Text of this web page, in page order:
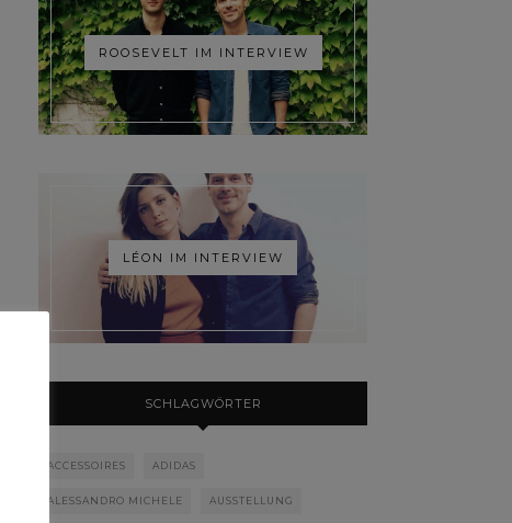
ROOSEVELT IM INTERVIEW
LÉON IM INTERVIEW
SCHLAGWÖRTER
ACCESSOIRES ADIDAS
ALESSANDRO MICHELE AUSSTELLUNG